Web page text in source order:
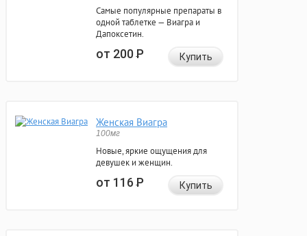
Самые популярные препараты в
одной таблетке — Виагра и
Дапоксетин.
от 200Р Купить
Женская Виагра
100мг
Новые, яркие ощущения для
девушек и женщин.
от 116Р Купить